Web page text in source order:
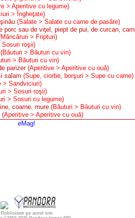
> Aperitive cu legume)
> Îngheţate)
(Salate > Salate cu carne de pasăre)
porc sau de viţel, piept de pui, de curcan,
> Fripturi)
Sosuri roşii)
(Băuturi > Băuturi cu vin)
> Băuturi cu vin)
parizer (Aperitive > Aperitive cu ouă)
salam (Supe, ciorbe, borşuri > Supe cu carne)
> Sandviciuri)
> Sosuri roşii)
> Sosuri cu legume)
coarne, mure (Băuturi > Băuturi cu vin)
(Aperitive > Aperitive cu ouă)
eMag!
Publicitate pe acest site